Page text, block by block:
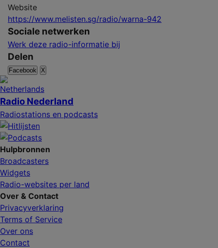
Website
https://www.melisten.sg/radio/warna-942
Sociale netwerken
Werk deze radio-informatie bij
Delen
Facebook X
Radio Nederland
Radiostations en podcasts
Hulpbronnen
Broadcasters
Widgets
Radio-websites per land
Over & Contact
Privacyverklaring
Terms of Service
Over ons
Contact